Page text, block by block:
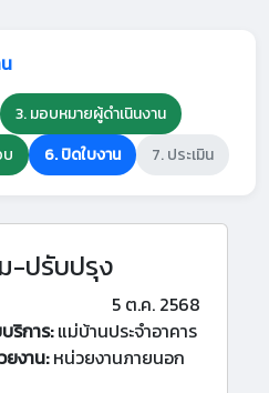
3. มอบหมายผู้ดำเนินงาน
6. ปิดใบงาน 7. ประเมิน
-ปรับปรุง
5 ต.ค. 2568
ริการ:แม่บ้านประจำอาคาร
งาน:หน่วยงานภายนอก